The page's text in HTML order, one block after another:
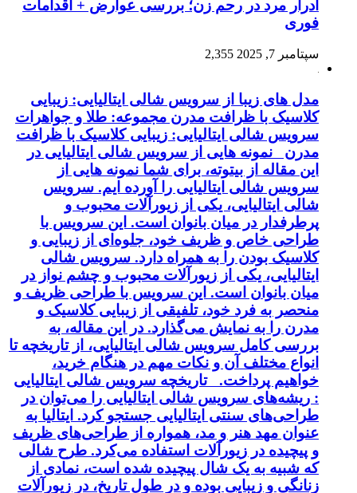
ادرار مرد در رحم زن؛ بررسی عوارض + اقدامات
فوری
سپتامبر 7, 2025 2,355
مدل های زیبا از سرویس شالی ایتالیایی: زیبایی
کلاسیک با ظرافت مدرن مجموعه: طلا و جواهرات
سرویس شالی ایتالیایی: زیبایی کلاسیک با ظرافت
مدرن نمونه هایی از سرویس شالی ایتالیایی در
این مقاله از بیتوته، برای شما نمونه هایی از
سرویس شالی ایتالیایی را آورده ایم. سرویس
شالی ایتالیایی، یکی از زیورآلات محبوب و
پرطرفدار در میان بانوان است. این سرویس با
طراحی خاص و ظریف خود، جلوه‌ای از زیبایی و
کلاسیک بودن را به همراه دارد. سرویس شالی
ایتالیایی، یکی از زیورآلات محبوب و چشم نواز در
میان بانوان است. این سرویس با طراحی ظریف و
منحصر به فرد خود، تلفیقی از زیبایی کلاسیک و
مدرن را به نمایش می‌گذارد. در این مقاله، به
بررسی کامل سرویس شالی ایتالیایی، از تاریخچه تا
انواع مختلف آن و نکات مهم در هنگام خرید،
خواهیم پرداخت. تاریخچه سرویس شالی ایتالیایی
: ریشه‌های سرویس شالی ایتالیایی را می‌توان در
طراحی‌های سنتی ایتالیایی جستجو کرد. ایتالیا به
عنوان مهد هنر و مد، همواره از طراحی‌های ظریف
و پیچیده در زیورآلات استفاده می‌کرد. طرح شالی
که شبیه به یک شال پیچیده شده است، نمادی از
زنانگی و زیبایی بوده و در طول تاریخ، در زیورآلات